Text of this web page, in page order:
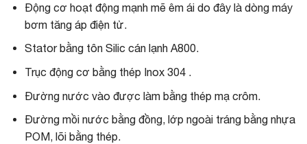
Động cơ hoạt động mạnh mẽ êm ái do đây là dòng máy
bơm tăng áp điện tử.
Stator bằng tôn Silic cán lạnh A800.
Trục động cơ bằng thép Inox 304 .
Đường nước vào được làm bằng thép mạ crôm.
Đường mồi nước bằng đồng, lớp ngoài tráng bằng nhựa
POM, lõi bằng thép.